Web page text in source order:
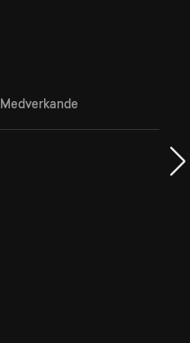
Medverkande